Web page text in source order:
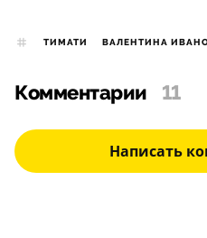
ТИМАТИ ВАЛЕНТИНА
Комментарии 11
Написать